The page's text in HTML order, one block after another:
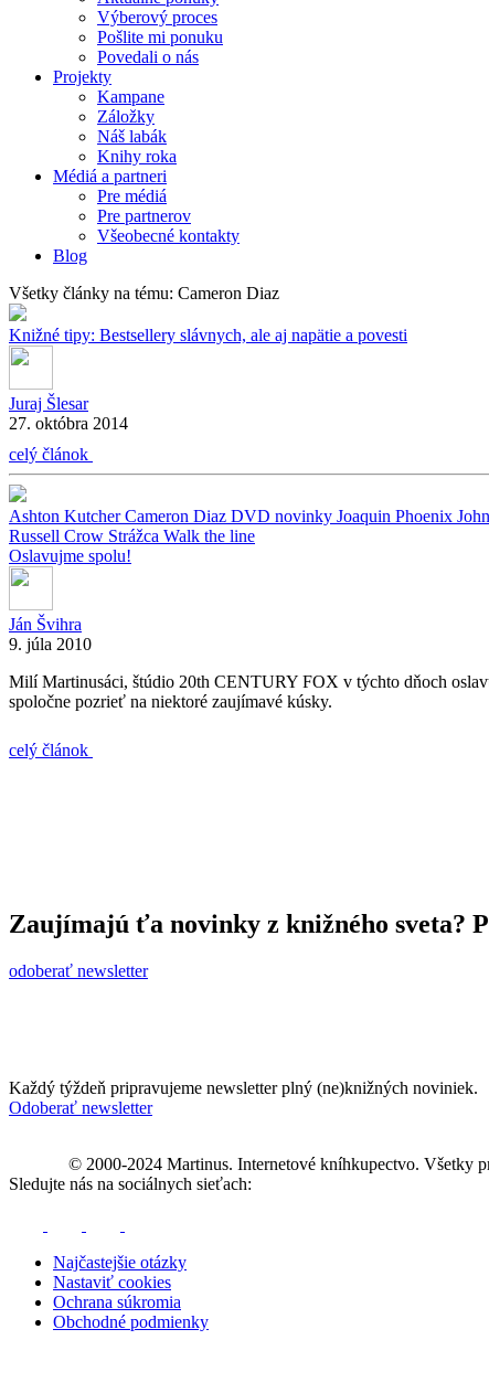
Výberový proces
Pošlite mi ponuku
Povedali o nás
Projekty
Kampane
Záložky
Náš labák
Knihy roka
Médiá a partneri
Pre médiá
Pre partnerov
Všeobecné kontakty
Blog
Všetky články na tému: Cameron Diaz
Knižné tipy: Bestsellery slávnych, ale aj napätie a povesti
Juraj Šlesar
27. októbra 2014
celý článok
Ashton KutcherCameron Diaz DVD novinky Joaquin Phoenix
Russell Crow Strážca Walk the line
Oslavujme spolu!
Ján Švihra
9. júla 2010
Milí Martinusáci, štúdio 20th CENTURY FOX v týchto dňoch
spoločne pozrieť na niektoré zaujímavé kúsky.
celý článok
Zaujímajú ťa novinky z knižného sveta?
odoberať newsletter
Každý týždeň pripravujeme newsletter plný (ne)knižných noviniek.
Odoberať newsletter
© 2000-2024 Martinus. Internetové kníhkupectvo. Všetky
Sledujte nás na sociálnych sieťach:
Najčastejšie otázky
Nastaviť cookies
Ochrana súkromia
Obchodné podmienky